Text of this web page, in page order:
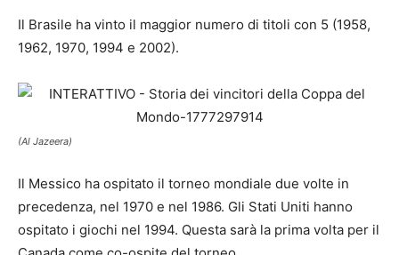
Il Brasile ha vinto il maggior numero di titoli con 5 (1958,
1962, 1970, 1994 e 2002).
(Al Jazeera)
Il Messico ha ospitato il torneo mondiale due volte in
precedenza, nel 1970 e nel 1986. Gli Stati Uniti hanno
ospitato i giochi nel 1994. Questa sarà la prima volta per il